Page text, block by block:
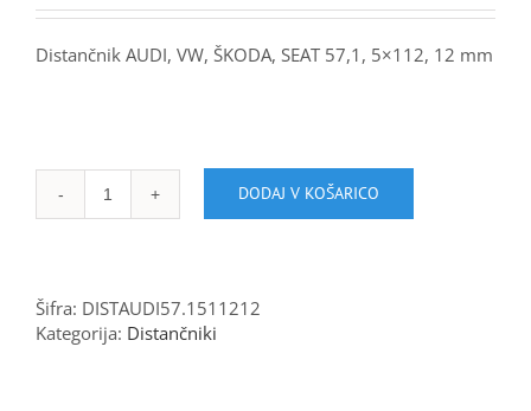
Distančnik AUDI, VW, ŠKODA, SEAT 57,1, 5×112, 12 mm
Distančnik
57.1,
5x112,
DODAJ V KOŠARICO
Šifra: DISTAUDI57.1511212
Kategorija: Distančniki